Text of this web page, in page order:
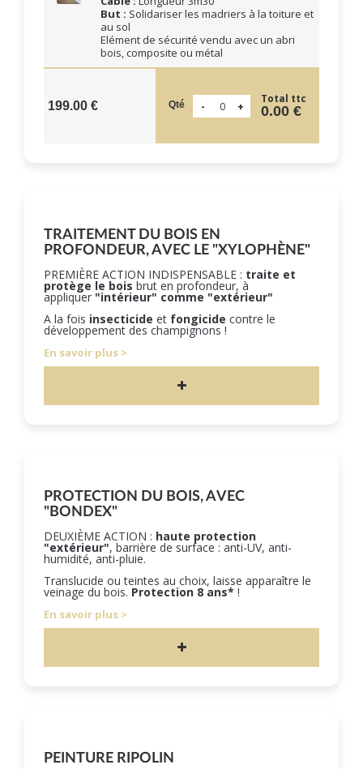
But : Solidariser les madriers à la toiture et
au sol
Elément de sécurité vendu avec un abri
bois, composite ou métal
199.00 € Qté Total ttc
0.00 €
TRAITEMENT DU BOIS EN
PROFONDEUR, AVEC LE "XYLOPHÈNE"
PREMIÈRE ACTION INDISPENSABLE : traite et
protège le bois brut en profondeur, à
appliquer "intérieur" comme "extérieur"
A la fois insecticide et fongicide contre le
développement des champignons !
En savoir plus
PROTECTION DU BOIS, AVEC
"BONDEX"
DEUXIÈME ACTION : haute protection
"extérieur", barrière de surface : anti-UV, anti-
humidité, anti-pluie.
Translucide ou teintes au choix, laisse apparaître le
veinage du bois. Protection 8 ans* !
En savoir plus
PEINTURE RIPOLIN